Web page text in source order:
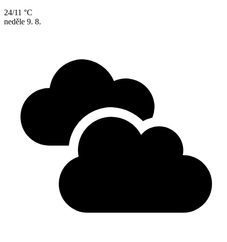
24/11 °C
neděle 9. 8.